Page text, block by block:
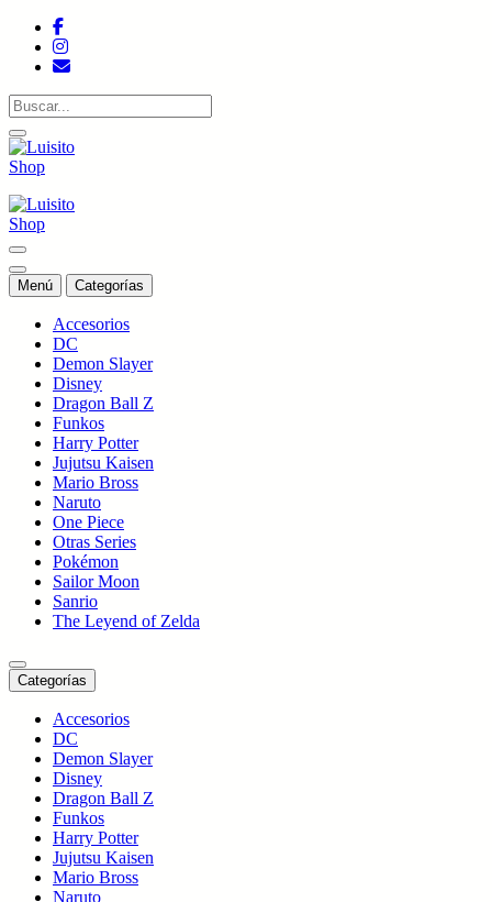
Saltar
contenido
Tienda de colecciones
Menú Categorías
Accesorios
DC
Demon Slayer
Disney
Dragon Ball Z
Funkos
Harry Potter
Jujutsu Kaisen
Mario Bross
Naruto
One Piece
Otras Series
Pokémon
Sailor Moon
Sanrio
The Leyend of Zelda
Categorías
Accesorios
DC
Demon Slayer
Disney
Dragon Ball Z
Funkos
Harry Potter
Jujutsu Kaisen
Mario Bross
Naruto